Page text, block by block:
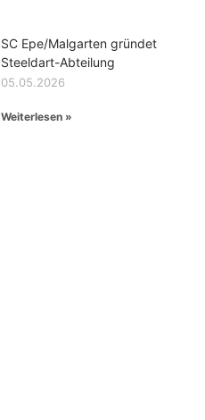
SC Epe/Malgarten gründet
Steeldart-Abteilung
05.05.2026
Weiterlesen »